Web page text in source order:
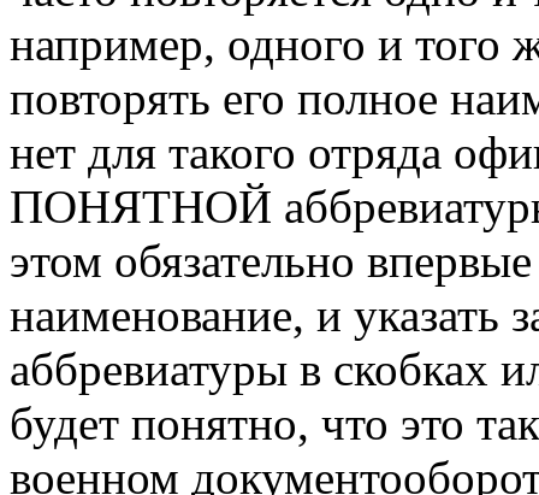
например, одного и того
повторять его полное
нет для такого отряда
ПОНЯТНОЙ
этом обязательно
наименование, и указать
аббревиатуры в скобках
будет понятно, что это
военном